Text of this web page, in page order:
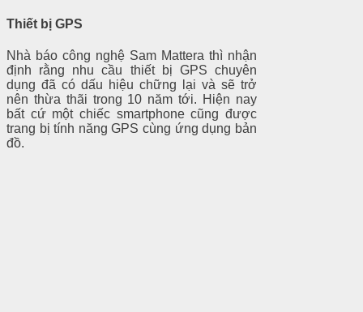
Thiết bị GPS
Nhà báo công nghệ Sam Mattera thì nhận
định rằng nhu cầu thiết bị GPS chuyên
dụng đã có dấu hiệu chững lại và sẽ trở
nên thừa thãi trong 10 năm tới. Hiện nay
bất cứ một chiếc smartphone cũng được
trang bị tính năng GPS cùng ứng dụng bản
đồ.